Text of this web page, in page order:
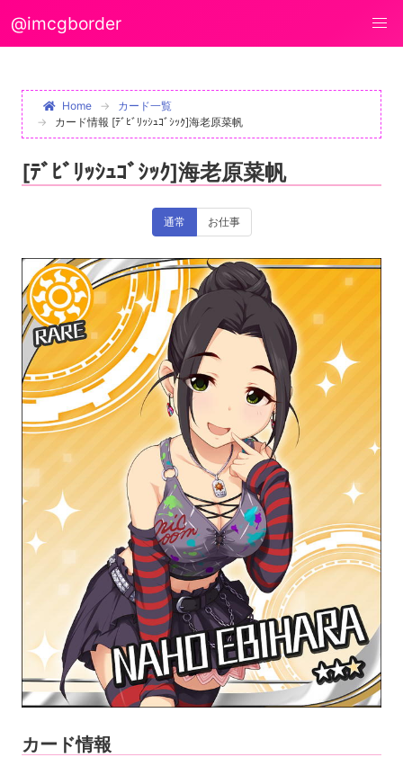
@imcgborder
Home
カード一覧
カード情報 [ﾃﾞﾋﾞﾘｯｼｭｺﾞｼｯｸ]海老原菜帆
[ﾃﾞﾋﾞﾘｯｼｭｺﾞｼｯｸ]海老原菜帆
通常 お仕事
カード情報